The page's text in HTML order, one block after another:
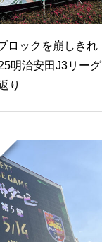
ロックを崩しきれ
明治安田J3リーグ
り